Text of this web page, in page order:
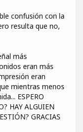
confusión con la
resulta que no,
más
eran más
eran
mientras menos
ESPERO
HAY ALGUIEN
GRACIAS